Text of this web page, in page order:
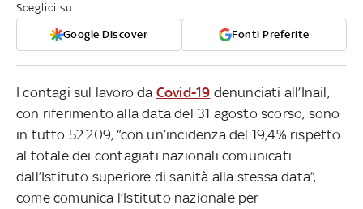
Sceglici su:
Google Discover Fonti Preferite
I contagi sul lavoro da Covid-19 denunciati all’Inail,
con riferimento alla data del 31 agosto scorso, sono
in tutto 52.209, “con un’incidenza del 19,4% rispetto
al totale dei contagiati nazionali comunicati
dall’Istituto superiore di sanità alla stessa data”,
come comunica l’Istituto nazionale per